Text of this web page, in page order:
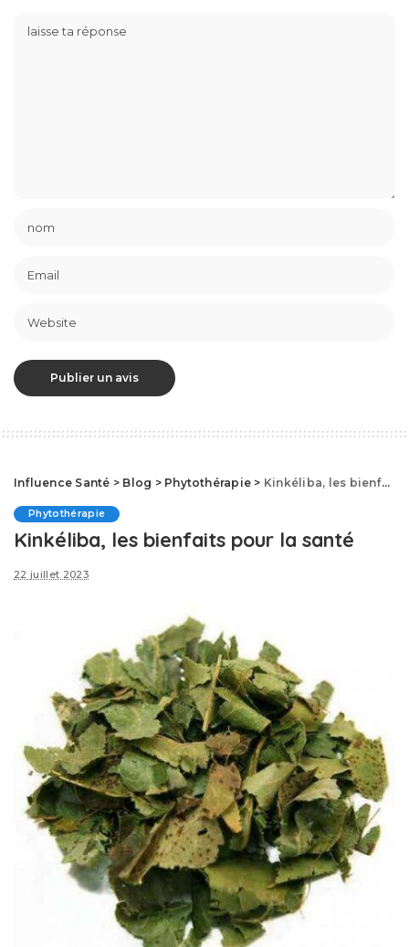
Influence Santé > Blog > Phytothérapie > Kinkéliba, les bienfaits pour la santé
Phytothérapie
Kinkéliba, les bienfaits pour la santé
22 juillet 2023